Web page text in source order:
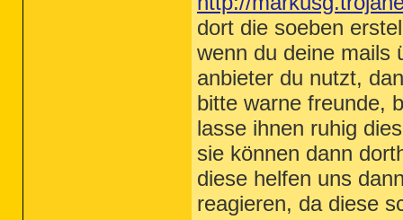
dort die soeben
wenn du deine mails
anbieter du nutzt,
bitte warne freunde,
lasse ihnen ruhig
sie können dann
diese helfen uns
reagieren, da diese